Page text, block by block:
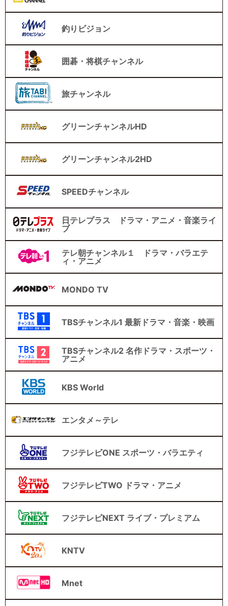
釣りビジョン
囲碁・将棋チャンネル
旅チャンネル
グリーンチャンネルHD
グリーンチャンネル2HD
SPEEDチャンネル
日テレプラス ドラマ・アニメ・音楽ライ
ブ
テレ朝チャンネル１ ドラマ・バラエテ
ィ・アニメ
MONDO TV
TBSチャンネル1 最新ドラマ・音楽・映画
TBSチャンネル2 名作ドラマ・スポーツ・
アニメ
KBS World
エンタメ～テレ
フジテレビONE スポーツ・バラエティ
フジテレビTWO ドラマ・アニメ
フジテレビNEXT ライブ・プレミアム
KNTV
Mnet